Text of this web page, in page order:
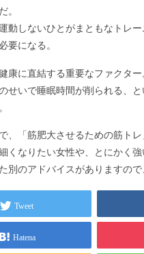
。
動しないひとがまともなトレ
要になる。
康に直結する重要なファクター
せいで睡眠時間が削られる、
、「筋肥大させるための筋ト
くなりたい女性や、とにかく
別のアドバイスがありますの
Tweet
Hatena